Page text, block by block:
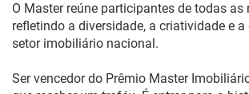
O Master reúne participantes de todas as
refletindo a diversidade, a criatividade e
setor imobiliário nacional.
Ser vencedor do Prêmio Master